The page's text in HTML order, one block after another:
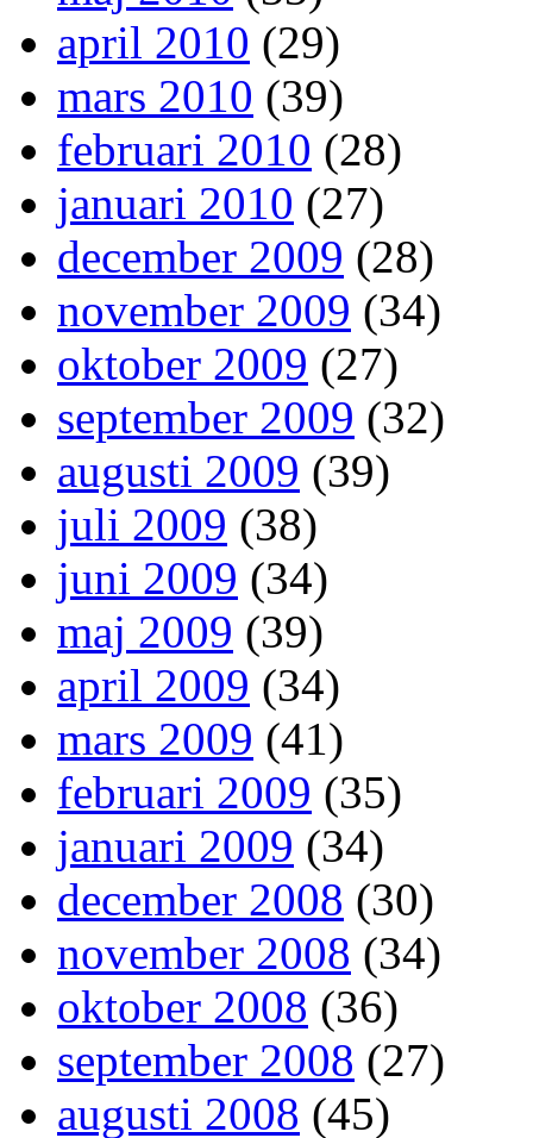
april 2010 (29)
mars 2010 (39)
februari 2010 (28)
januari 2010 (27)
december 2009 (28)
november 2009 (34)
oktober 2009 (27)
september 2009 (32)
augusti 2009 (39)
juli 2009 (38)
juni 2009 (34)
maj 2009 (39)
april 2009 (34)
mars 2009 (41)
februari 2009 (35)
januari 2009 (34)
december 2008 (30)
november 2008 (34)
oktober 2008 (36)
september 2008 (27)
augusti 2008 (45)